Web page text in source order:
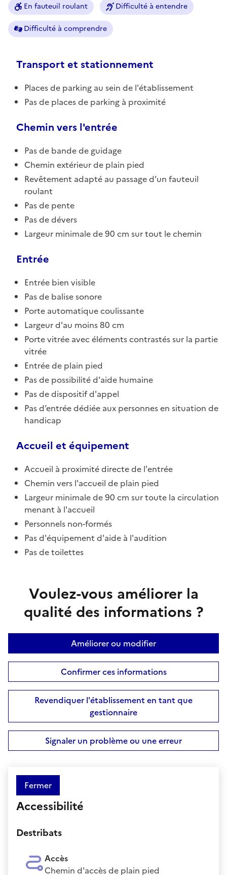
En fauteuil roulant Difficulté à entendre
Difficulté à comprendre
Transport et stationnement
Places de parking au sein de l'établissement
Pas de places de parking à proximité
Chemin vers l'entrée
Pas de bande de guidage
Chemin extérieur de plain pied
Revêtement adapté au passage d’un fauteuil
roulant
Pas de pente
Pas de dévers
Largeur minimale de 90 cm sur tout le chemin
Entrée
Entrée bien visible
Pas de balise sonore
Porte automatique coulissante
Largeur d'au moins 80 cm
Porte vitrée avec éléments contrastés sur la partie
vitrée
Entrée de plain pied
Pas de possibilité d'aide humaine
Pas de dispositif d'appel
Pas d’entrée dédiée aux personnes en situation de
handicap
Accueil et équipement
Accueil à proximité directe de l'entrée
Chemin vers l'accueil de plain pied
Largeur minimale de 90 cm sur toute la circulation
menant à l'accueil
Personnels non-formés
Pas d'équipement d'aide à l'audition
Pas de toilettes
Voulez-vous améliorer la
qualité des informations ?
Améliorer ou modifier
Confirmer ces informations
Revendiquer l'établissement en tant que
gestionnaire
Signaler un problème ou une erreur
Fermer
Accessibilité
Destribats
Accès
Chemin d'accès de plain pied